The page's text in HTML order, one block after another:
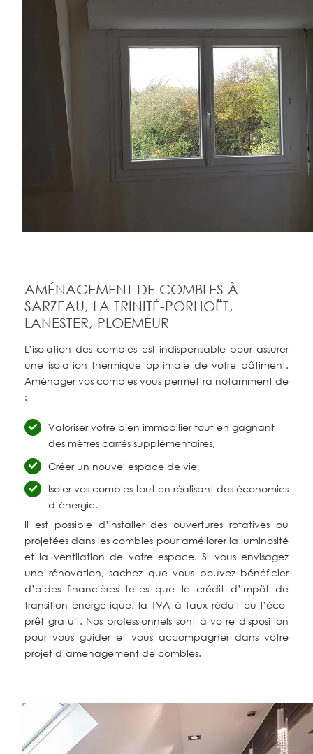
AMÉNAGEMENT DE COMBLES À
SARZEAU, LA TRINITÉ-PORHOËT,
LANESTER, PLOEMEUR
L’isolation des combles est indispensable pour assurer
une isolation thermique optimale de votre bâtiment.
Aménager vos combles vous permettra notamment de
:
Valoriser votre bien immobilier tout en gagnant
des mètres carrés supplémentaires,
Créer un nouvel espace de vie,
Isoler vos combles tout en réalisant des économies
d’énergie.
Il est possible d’installer des ouvertures rotatives ou
projetées dans les combles pour améliorer la luminosité
et la ventilation de votre espace. Si vous envisagez
une rénovation, sachez que vous pouvez bénéficier
d’aides financières telles que le crédit d’impôt de
transition énergétique, la TVA à taux réduit ou l’éco-
prêt gratuit. Nos professionnels sont à votre disposition
pour vous guider et vous accompagner dans votre
projet d’aménagement de combles.